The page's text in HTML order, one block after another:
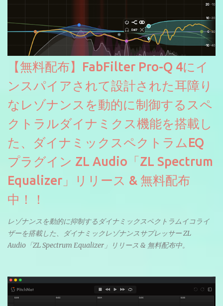
【無料配布】FabFilter Pro-Q 4にイ
ンスパイアされて設計された耳障り
なレゾナンスを動的に制御するスペ
クトラルダイナミクス機能を搭載し
た、ダイナミックスペクトラムEQ
プラグイン ZL Audio「ZL Spectrum
Equalizer」リリース & 無料配布
中！！
レゾナンスを動的に抑制するダイナミックスペクトラムイコライ
ザーを搭載した、ダイナミックレゾナンスサプレッサー ZL
Audio「ZL Spectrum Equalizer」リリース & 無料配布中。